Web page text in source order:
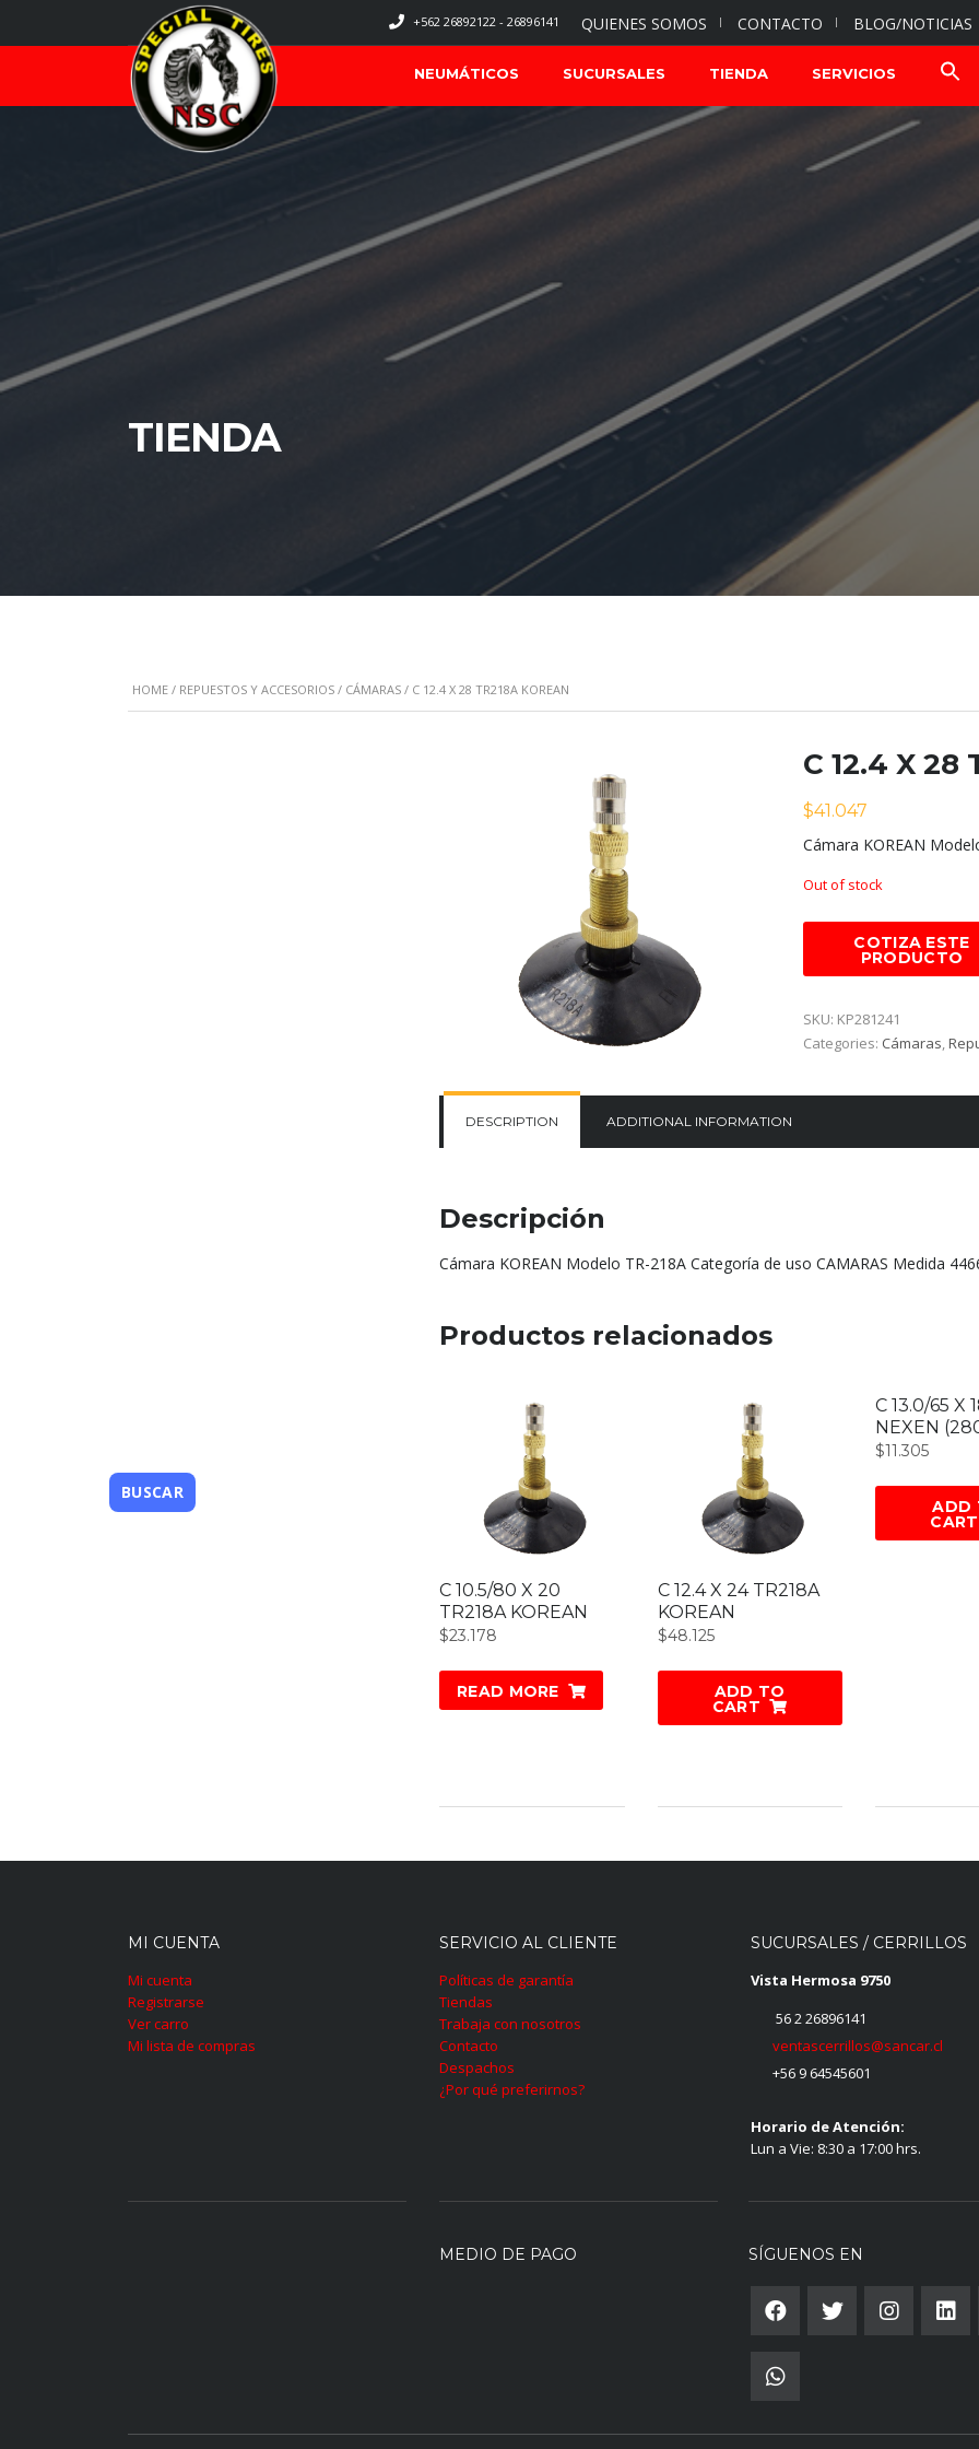
QUIENES SOMOS CONTACTO BLOG/NOTICIAS
+562 26892122 - 26896141
NEUMÁTICOS SUCURSALES TIENDA SERVICIOS
TIENDA
HOME / REPUESTOS Y ACCESORIOS / CÁMARAS / C 12.4 X 28 TR218A KOREAN
C 12.4 X 28
$41.047
Cámara KOREAN
Out of stock
SKU: KP281241
Categories: Cámaras,
DESCRIPTION ADDITIONAL INFORMATION
Descripción
Cámara KOREAN Modelo TR-218A Categoría de uso CAMARAS Medida
Productos relacionados
C 10.5/80 X 20
TR218A KOREAN
$23.178
READ MORE
C 12.4 X 24 TR218A
KOREAN
$48.125
ADD TO
CART
C 13.0/65 X
NEXEN
$11.305
ADD
CART
MI CUENTA
Mi cuenta
Registrarse
Ver carro
Mi lista de compras
SERVICIO AL CLIENTE
Políticas de garantía
Tiendas
Trabaja con nosotros
Contacto
Despachos
¿Por qué preferirnos?
SUCURSALES / CERRILLOS
Vista Hermosa 9750
56 2 26896141
ventascerrillos@sancar.cl
+56 9 64545601
Horario de Atención:
Lun a Vie: 8:30 a 17:00 hrs.
MEDIO DE PAGO SÍGUENOS EN